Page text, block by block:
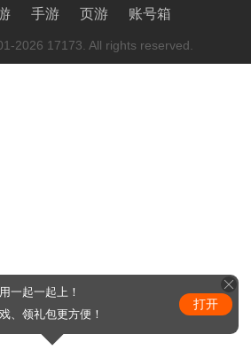
手游 页游 账号箱
2026 17173. All rights reserved.
一起一起上！
、领礼包更方便！
打开